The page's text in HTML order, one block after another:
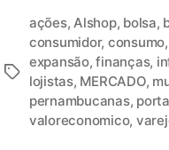
ações,Alshop, bolsa,
consumidor, consumo,
expansão,finanças,
lojistas, MERCADO,
pernambucanas,
valoreconomico,